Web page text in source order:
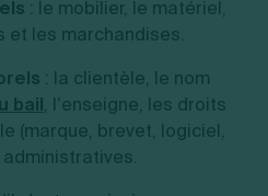
: le mobilier, le matériel,
et les marchandises.
: la clientèle, le nom
bail, l’enseigne, les droits
(marque, brevet, logiciel,